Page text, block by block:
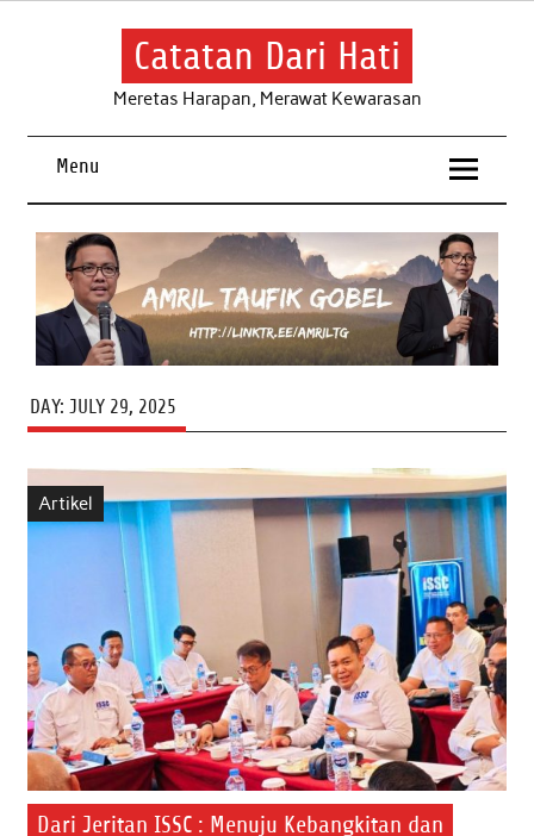
Skip
Catatan Dari Hati
Meretas Harapan, Merawat Kewarasan
Menu
DAY: JULY 29, 2025
Artikel
Dari Jeritan ISSC : Menuju Kebangkitan dan